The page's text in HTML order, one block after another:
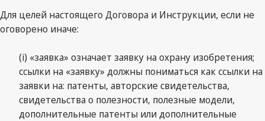
Для целей настоящего Договора и Инструкции, если не
оговорено иначе:
(i) «заявка» означает заявку на охрану изобретения;
ссылки на «заявку» должны пониматься как ссылки на
заявки на: патенты, авторские свидетельства,
свидетельства о полезности, полезные модели,
дополнительные патенты или дополнительные